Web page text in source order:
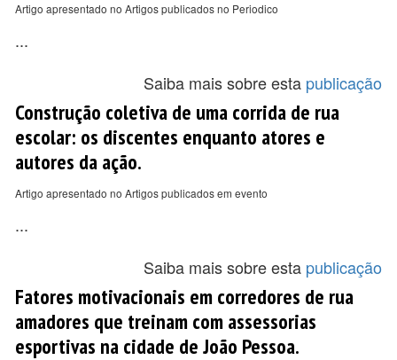
Artigo apresentado no Artigos publicados no Periodico
...
Saiba mais sobre esta publicação
Construção coletiva de uma corrida de rua
escolar: os discentes enquanto atores e
autores da ação.
Artigo apresentado no Artigos publicados em evento
...
Saiba mais sobre esta publicação
Fatores motivacionais em corredores de rua
amadores que treinam com assessorias
esportivas na cidade de João Pessoa.